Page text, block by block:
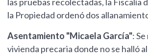
las pruebas recolectadas, la Fiscalía
la Propiedad ordenó dos
Asentamiento "Micaela García":
vivienda precaria donde no se halló